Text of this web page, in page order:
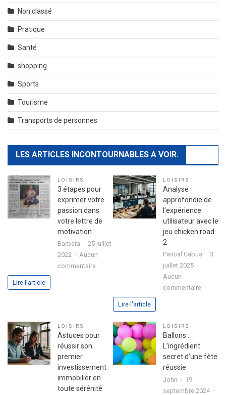
Non classé
Pratique
Santé
shopping
Sports
Tourisme
Transports de personnes
LES ARTICLES INCONTOURNABLES A VOIR.
LOISIRS
3 étapes pour
exprimer votre
passion dans
votre lettre de
motivation
Barbara
25 juillet
2022
Aucun
commentairesur
exprimer
passion
lettre
de
motivation
Lire l'article
LOISIRS
Analyse
approfondie de
l’expérience
utilisateur avec le
jeu chicken road
2
Pascal Cabus
3
juillet 2025
Aucun
commentairesur
avec
chicken
Lire l'article
LOISIRS
Astuces pour
réussir son
premier
investissement
immobilier en
toute sérénité
LOISIRS
Ballons :
L’ingrédient
secret d’une fête
réussie
John
19
septembre 2024